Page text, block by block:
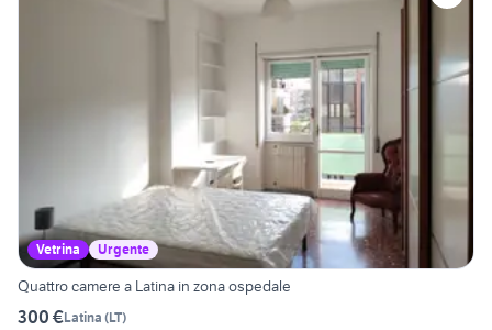
Vetrina Urgente
Quattro camere a Latina in zona ospedale
300 €Latina (LT)